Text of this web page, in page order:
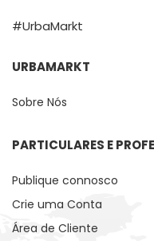
#UrbaMarkt
URBAMARKT
Sobre Nós
PARTICULARES E
Publique connosco
Crie uma Conta
Área de Cliente